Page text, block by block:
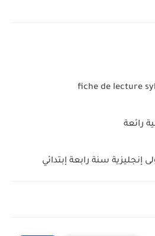
fiche de lecture
إنجليزية سنة رابعة إبتدائي